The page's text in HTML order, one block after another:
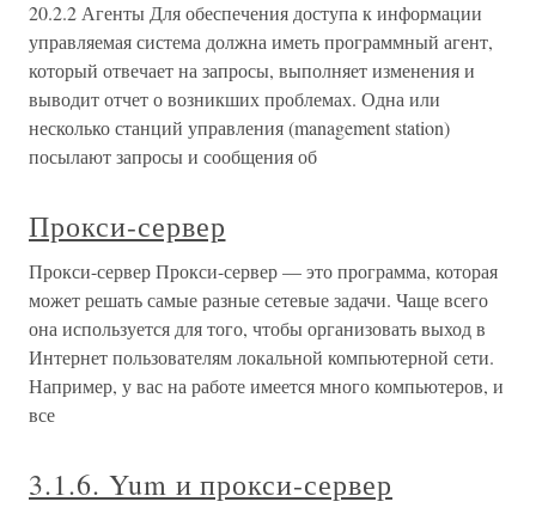
20.2.2 Агенты Для обеспечения доступа к информации
управляемая система должна иметь программный агент,
который отвечает на запросы, выполняет изменения и
выводит отчет о возникших проблемах. Одна или
несколько станций управления (management station)
посылают запросы и сообщения об
Прокси-сервер
Прокси-сервер Прокси-сервер — это программа, которая
может решать самые разные сетевые задачи. Чаще всего
она используется для того, чтобы организовать выход в
Интернет пользователям локальной компьютерной сети.
Например, у вас на работе имеется много компьютеров, и
все
3.1.6. Yum и прокси-сервер